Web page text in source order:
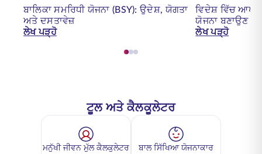
ਬਾਲਿਕਾ ਸਮਰਿਧੀ ਯੋਜਨਾ (BSY): ਉਦੇਸ਼, ਯੋਗਤਾ
ਅਤੇ ਦਸਤਾਵੇਜ਼
ਲੇਖ ਪੜ੍ਹੋ
ਵਿਦੇਸ਼ ਵਿੱਚ
ਯੋਜਨਾ ਬਣਾਉਣ
ਲੇਖ ਪੜ੍ਹੋ
ਟੂਲ ਅਤੇ ਕੈਲਕੂਲੇਟਰ
ਮਨੁੱਖੀ ਜੀਵਨ ਮੁੱਲ ਕੈਲਕੁਲੇਟਰ ਬਾਲ ਸਿੱਖਿਆ ਯੋਜਨਾਕਾਰ